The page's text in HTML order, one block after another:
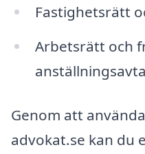
Fastighetsrätt
Arbetsrätt och
Genom att
advokat.se kan du